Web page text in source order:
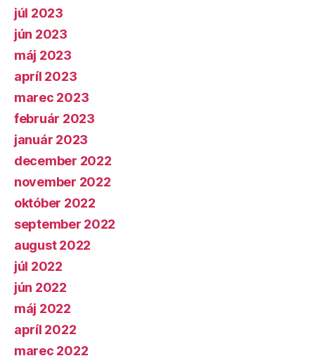
júl 2023
jún 2023
máj 2023
apríl 2023
marec 2023
február 2023
január 2023
december 2022
november 2022
október 2022
september 2022
august 2022
júl 2022
jún 2022
máj 2022
apríl 2022
marec 2022